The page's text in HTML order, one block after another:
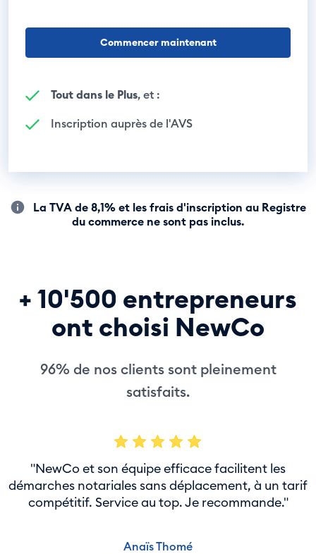
Commencer maintenant
Tout dans le Plus, et :
Inscription auprès de l'AVS
La TVA de 8,1% et les frais d'inscription au Registre
du commerce ne sont pas inclus.
+ 10'500 entrepreneurs
ont choisi NewCo
96% de nos clients sont pleinement
satisfaits.
"NewCo et son équipe efficace facilitent les
démarches notariales sans déplacement, à un tarif
compétitif. Service au top. Je recommande."
Anaïs Thomé